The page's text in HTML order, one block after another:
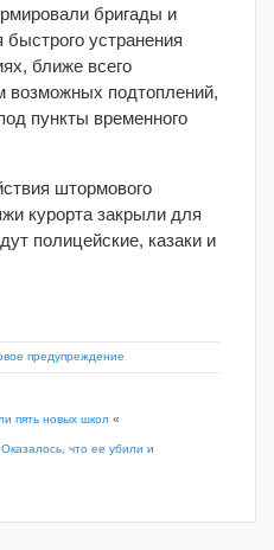
бригады и
быстрого устранения
ближе всего
возможных подтоплений,
пункты временного
штормового
курорта закрыли для
полицейские, казаки и
предупреждение
пять новых школ «
что ее убили и